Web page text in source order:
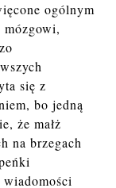
ogólnym
się z
bo jedną
że małż
na brzegach
wiadomości